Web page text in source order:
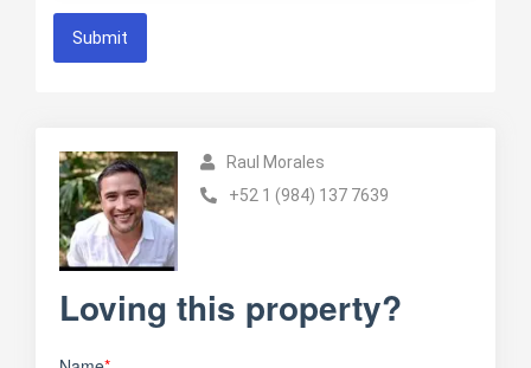
Submit
Raul Morales
+52 1 (984) 137 7639